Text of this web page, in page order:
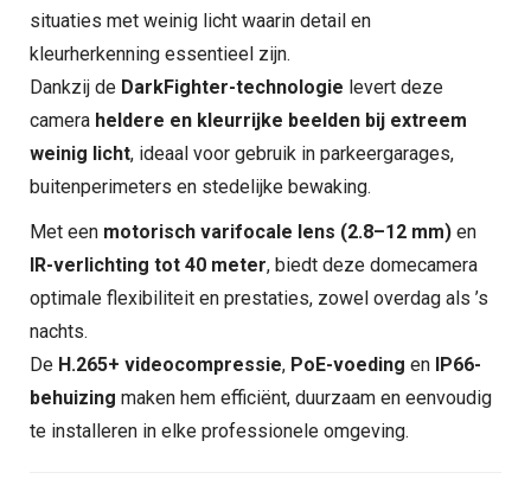
situaties met weinig licht waarin detail en
kleurherkenning essentieel zijn.
Dankzij de DarkFighter-technologie levert deze
camera heldere en kleurrijke beelden bij extreem
weinig licht, ideaal voor gebruik in parkeergarages,
buitenperimeters en stedelijke bewaking.
Met een motorisch varifocale lens (2.8–12 mm) en
IR-verlichting tot 40 meter, biedt deze domecamera
optimale flexibiliteit en prestaties, zowel overdag als ’s
nachts.
De H.265+ videocompressie, PoE-voeding en IP66-
behuizing maken hem efficiënt, duurzaam en eenvoudig
te installeren in elke professionele omgeving.